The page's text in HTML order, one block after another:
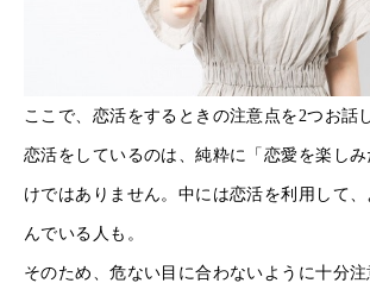
ここで、恋活をするときの注意点を2つお話
恋活をしているのは、純粋に「恋愛を楽し
けではありません。中には恋活を利用して
んでいる人も。
そのため、危ない目に合わないように十分注